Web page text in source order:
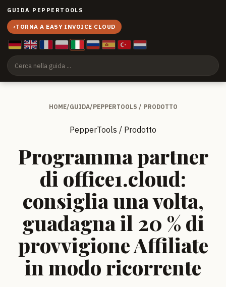
GUIDA PEPPERTOOLS
‹TORNA A EASY INVOICE CLOUD
HOME/GUIDA/PEPPERTOOLS / PRODOTTO
PepperTools / Prodotto
Programma partner
di office1.cloud:
consiglia una volta,
guadagna il 20 % di
provvigione Affiliate
in modo ricorrente